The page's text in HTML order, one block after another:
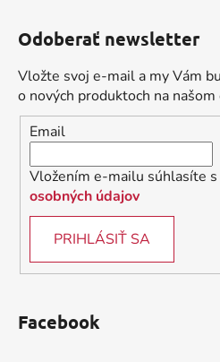
Odoberať newsletter
Vložte svoj e-mail a my Vám
o nových produktoch na
Email
Vložením e-mailu súhlasíte s
osobných údajov
PRIHLÁSIŤ SA
Facebook